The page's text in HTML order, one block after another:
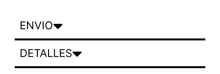
ENVIO
DETALLES